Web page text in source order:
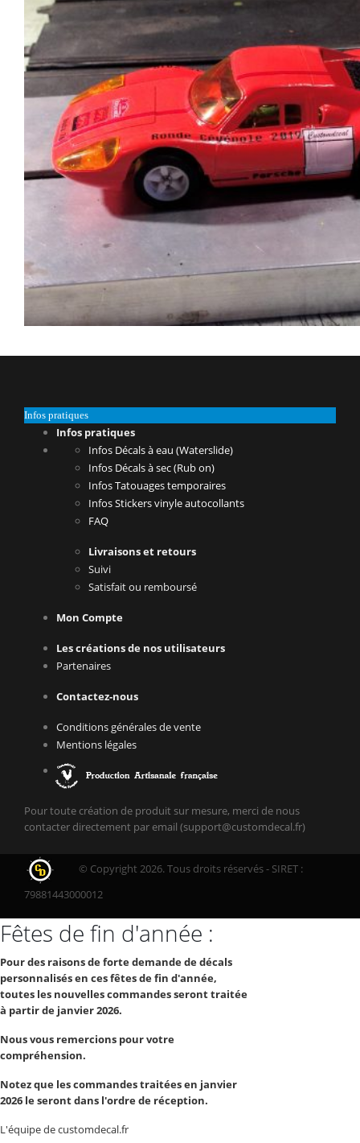
Infos pratiques
Infos pratiques
Infos Décals à eau (Waterslide)
Infos Décals à sec (Rub on)
Infos Tatouages temporaires
Infos Stickers vinyle autocollants
FAQ
Livraisons et retours
Suivi
Satisfait ou remboursé
Mon Compte
Les créations de nos utilisateurs
Partenaires
Contactez-nous
Conditions générales de vente
Mentions légales
Pour toute création de produit sur mesure, merci de nous
contacter directement par email (support@customdecal.fr)
© Copyright 2026. Tous droits réservés - SIRET :
79881443000012
Fêtes de fin d'année :
Pour des raisons de forte demande de décals
personnalisés en ces fêtes de fin d'année,
toutes les nouvelles commandes seront traitée
à partir de janvier 2026.
Nous vous remercions pour votre
compréhension.
Notez que les commandes traitées en janvier
2026 le seront dans l'ordre de réception.
L'équipe de customdecal.fr